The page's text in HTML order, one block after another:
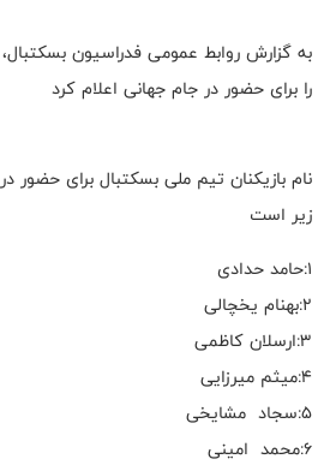
را برای حضور در جام جهانی اعلام کرد
زیر است
۱:حامد حدادی
۲:بهنام یخچالی
۳:ارسلان کاظمی
۴:میثم میرزایی
۵:سجاد مشایخی
۶:محمد امینی